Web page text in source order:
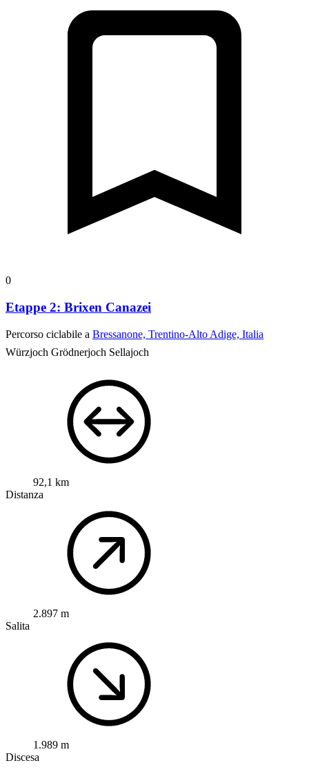
0
Etappe 2: Brixen Canazei
Percorso ciclabile a Bressanone, Trentino-Alto Adige, Italia
Würzjoch Grödnerjoch Sellajoch
92,1 km
Distanza
2.897 m
Salita
1.989 m
Discesa